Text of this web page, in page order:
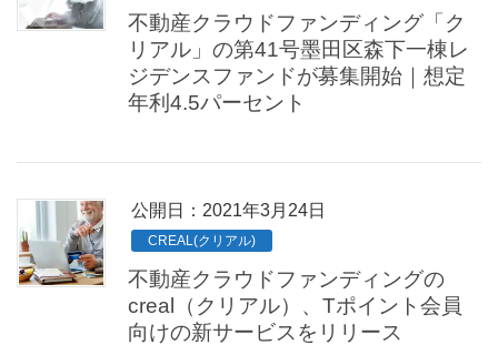
不動産クラウドファンディング「ク
リアル」の第41号墨田区森下一棟レ
ジデンスファンドが募集開始｜想定
年利4.5パーセント
公開日： 2021年3月24日
CREAL(クリアル)
不動産クラウドファンディングの
creal（クリアル）、Tポイント会員
向けの新サービスをリリース